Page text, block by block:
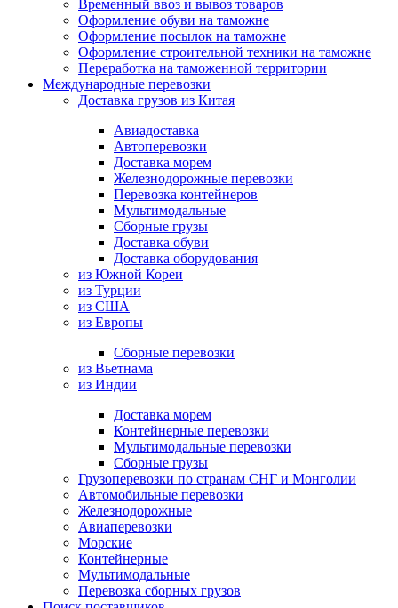
Временный ввоз и вывоз товаров
Оформление обуви на таможне
Оформление посылок на таможне
Оформление строительной техники на таможне
Переработка на таможенной территории
Международные перевозки
Доставка грузов из Китая
Авиадоставка
Автоперевозки
Доставка морем
Железнодорожные перевозки
Перевозка контейнеров
Мультимодальные
Сборные грузы
Доставка обуви
Доставка оборудования
из Южной Кореи
из Турции
из США
из Европы
Сборные перевозки
из Вьетнама
из Индии
Доставка морем
Контейнерные перевозки
Мультимодальные перевозки
Сборные грузы
Грузоперевозки по странам СНГ и Монголии
Автомобильные перевозки
Железнодорожные
Авиаперевозки
Морские
Контейнерные
Мультимодальные
Перевозка сборных грузов